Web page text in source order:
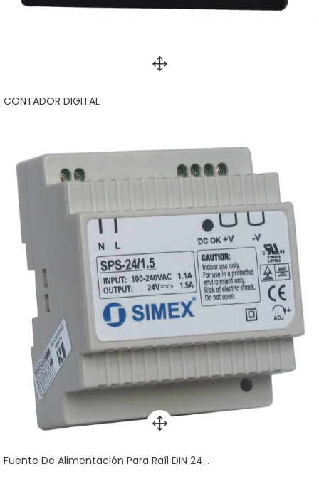
CONTADOR DIGITAL
Fuente De Alimentación Para Raíl DIN 24...